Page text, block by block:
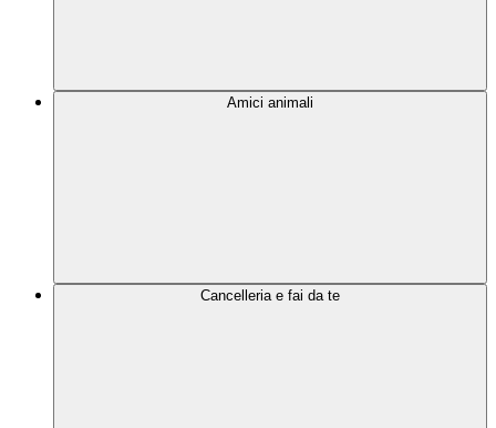
Amici animali
Cancelleria e fai da te